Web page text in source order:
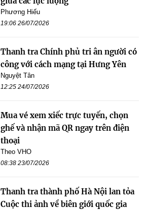
Phương Hiếu
19:06 26/07/2026
Thanh tra Chính phủ tri ân người có
công với cách mạng tại Hưng Yên
Nguyệt Tân
12:25 24/07/2026
Mua vé xem xiếc trực tuyến, chọn
ghế và nhận mã QR ngay trên điện
thoại
Theo VHO
08:38 23/07/2026
Thanh tra thành phố Hà Nội lan tỏa
Cuộc thi ảnh về biên giới quốc gia